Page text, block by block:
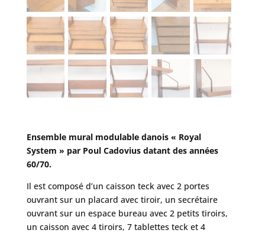
Ensemble mural modulable danois « Royal
System » par Poul Cadovius datant des années
60/70.
Il est composé d’un caisson teck avec 2 portes
ouvrant sur un placard avec tiroir, un secrétaire
ouvrant sur un espace bureau avec 2 petits tiroirs,
un caisson avec 4 tiroirs, 7 tablettes teck et 4